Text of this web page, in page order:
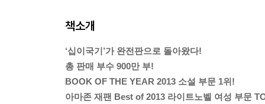
책소개
‘십이국기’가 완전판으로 돌아왔다!
총 판매 부수 900만 부!
BOOK OF THE YEAR 2013 소설 부문 1위!
아마존 재팬 Best of 2013 라이트노벨 여성 부문